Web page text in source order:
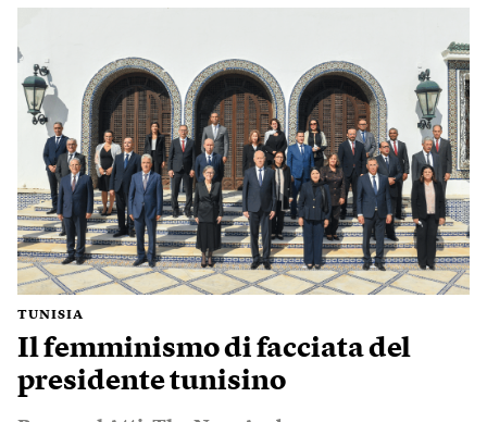
TUNISIA
Il femminismo di facciata del
presidente tunisino